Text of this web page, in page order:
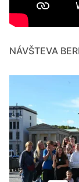
NÁVŠTEVA